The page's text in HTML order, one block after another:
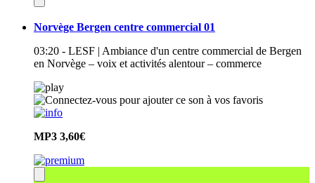
Norvège Bergen centre commercial 01
03:20 - LESF | Ambiance d'un centre commercial de Bergen
en Norvège – voix et activités alentour – commerce
MP3 3,60€